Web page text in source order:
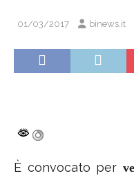
01/03/2017 binews.it
È convocato per